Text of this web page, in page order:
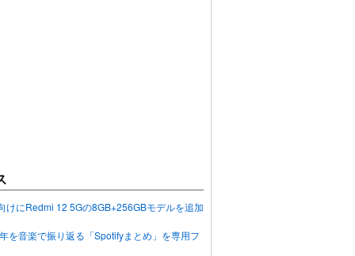
けにRedmi 12 5Gの8GB+256GBモデルを追加
を音楽で振り返る「Spotifyまとめ」を専用フ